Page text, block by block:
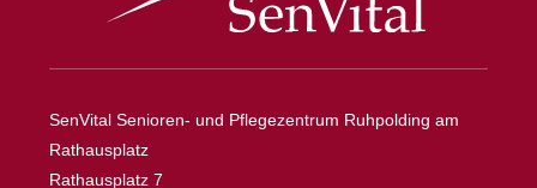
SenVital Senioren- und Pflegezentrum Ruhpolding am
Rathausplatz
Rathausplatz 7